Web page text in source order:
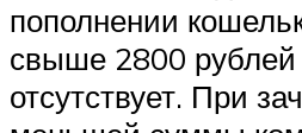
пополнении
свыше 2800 рублей
отсутствует. При